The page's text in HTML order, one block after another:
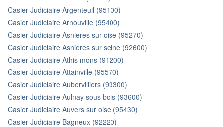
Casier Judiciaire Argenteuil (95100)
Casier Judiciaire Arnouville (95400)
Casier Judiciaire Asnieres sur oise (95270)
Casier Judiciaire Asnieres sur seine (92600)
Casier Judiciaire Athis mons (91200)
Casier Judiciaire Attainville (95570)
Casier Judiciaire Aubervilliers (93300)
Casier Judiciaire Aulnay sous bois (93600)
Casier Judiciaire Auvers sur oise (95430)
Casier Judiciaire Bagneux (92220)